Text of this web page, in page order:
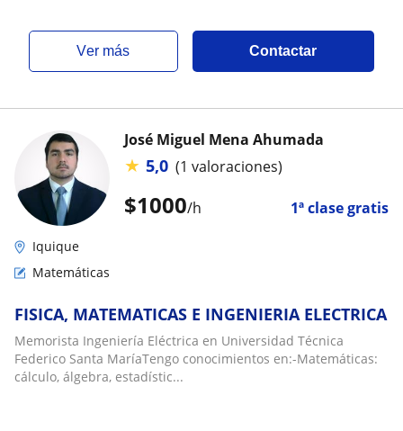
ver más Contactar
$1000/h 1ª clase gratis
José Miguel Mena Ahumada
★ 5,0 (1 valoraciones)
Iquique
Matemáticas
FISICA, MATEMATICAS E INGENIERIA ELECTRICA
Memorista Ingeniería Eléctrica en Universidad Técnica
Federico Santa MaríaTengo conocimientos en:-Matemáticas:
cálculo, álgebra, estadístic...